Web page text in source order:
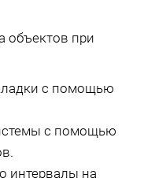
объектов при
с помощью
с помощью
интервалы на